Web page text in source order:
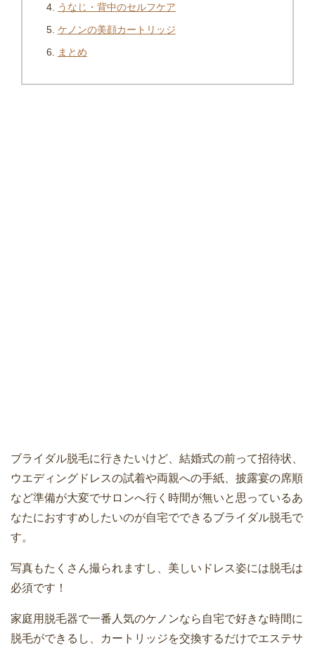
うなじ・背中のセルフケア
ケノンの美顔カートリッジ
まとめ
ブライダル脱毛に行きたいけど、結婚式の前って招待状、
ウエディングドレスの試着や両親への手紙、披露宴の席順
など準備が大変でサロンへ行く時間が無いと思っているあ
なたにおすすめしたいのが自宅でできるブライダル脱毛で
す。
写真もたくさん撮られますし、美しいドレス姿には脱毛は
必須です！
家庭用脱毛器で一番人気のケノンなら自宅で好きな時間に
脱毛ができるし、カートリッジを交換するだけでエステサ